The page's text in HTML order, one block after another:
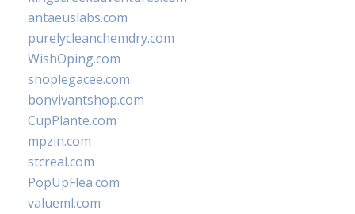
antaeuslabs.com
purelycleanchemdry.com
WishOping.com
shoplegacee.com
bonvivantshop.com
CupPlante.com
mpzin.com
stcreal.com
PopUpFlea.com
valueml.com